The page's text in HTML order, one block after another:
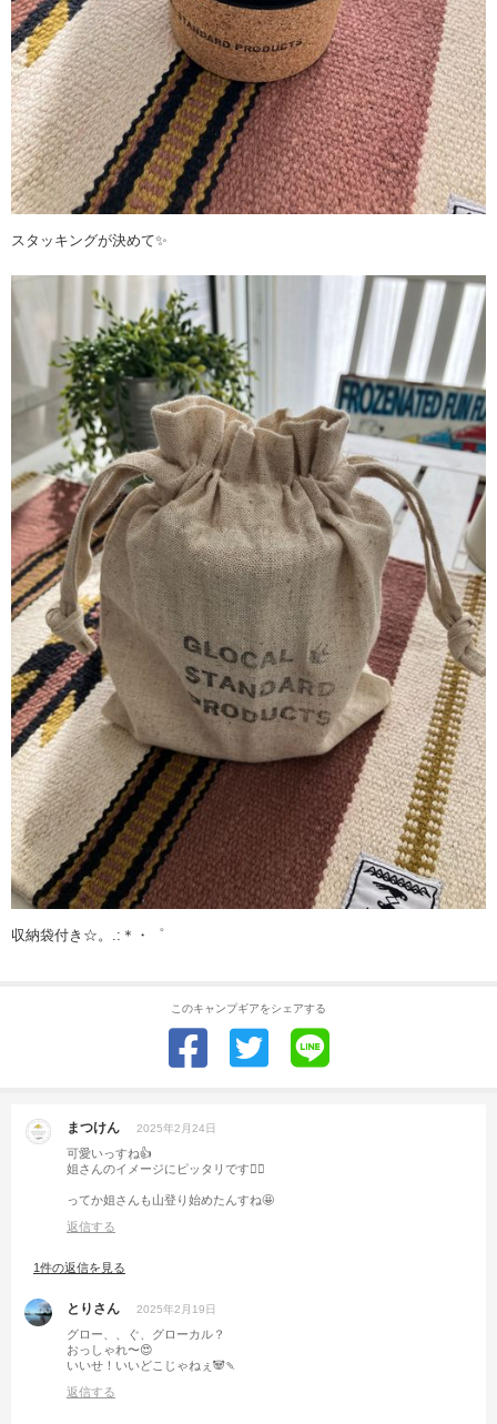
スタッキングが決めて✨
収納袋付き☆。.:＊・゜
このキャンプギアをシェアする
まつけん 2025年2月24日
可愛いっすね👍
姐さんのイメージにピッタリです🙋‍♂️
ってか姐さんも山登り始めたんすね🤩
返信する
1件の返信を見る
とりさん 2025年2月19日
グロー、、ぐ、グローカル？
おっしゃれ〜😍
いいせ！いいどこじゃねぇ🐼🍡
返信する